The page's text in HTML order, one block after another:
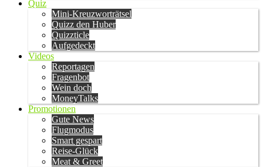
Quiz
Mini-Kreuzworträtsel
Quizz den Huber
Quizzticle
Aufgedeckt
Videos
Reportagen
Fragenbot
Wein doch
MoneyTalks
Promotionen
Gute News
Flugmodus
Smart gespart
Reise-Glück
Meat & Greet